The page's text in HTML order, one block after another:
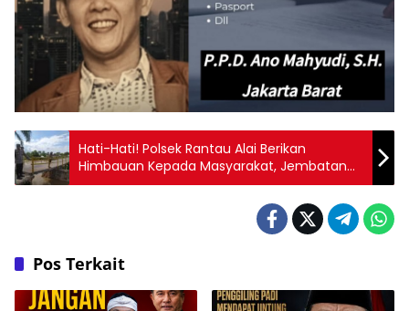
Hati-Hati! Polsek Rantau Alai Berikan
Himbauan Kepada Masyarakat, Jembatan
Penghubung Antara Desa Lubuk Rukam dan
Desa Muara Kumbang hampir Putus!
Pos Terkait